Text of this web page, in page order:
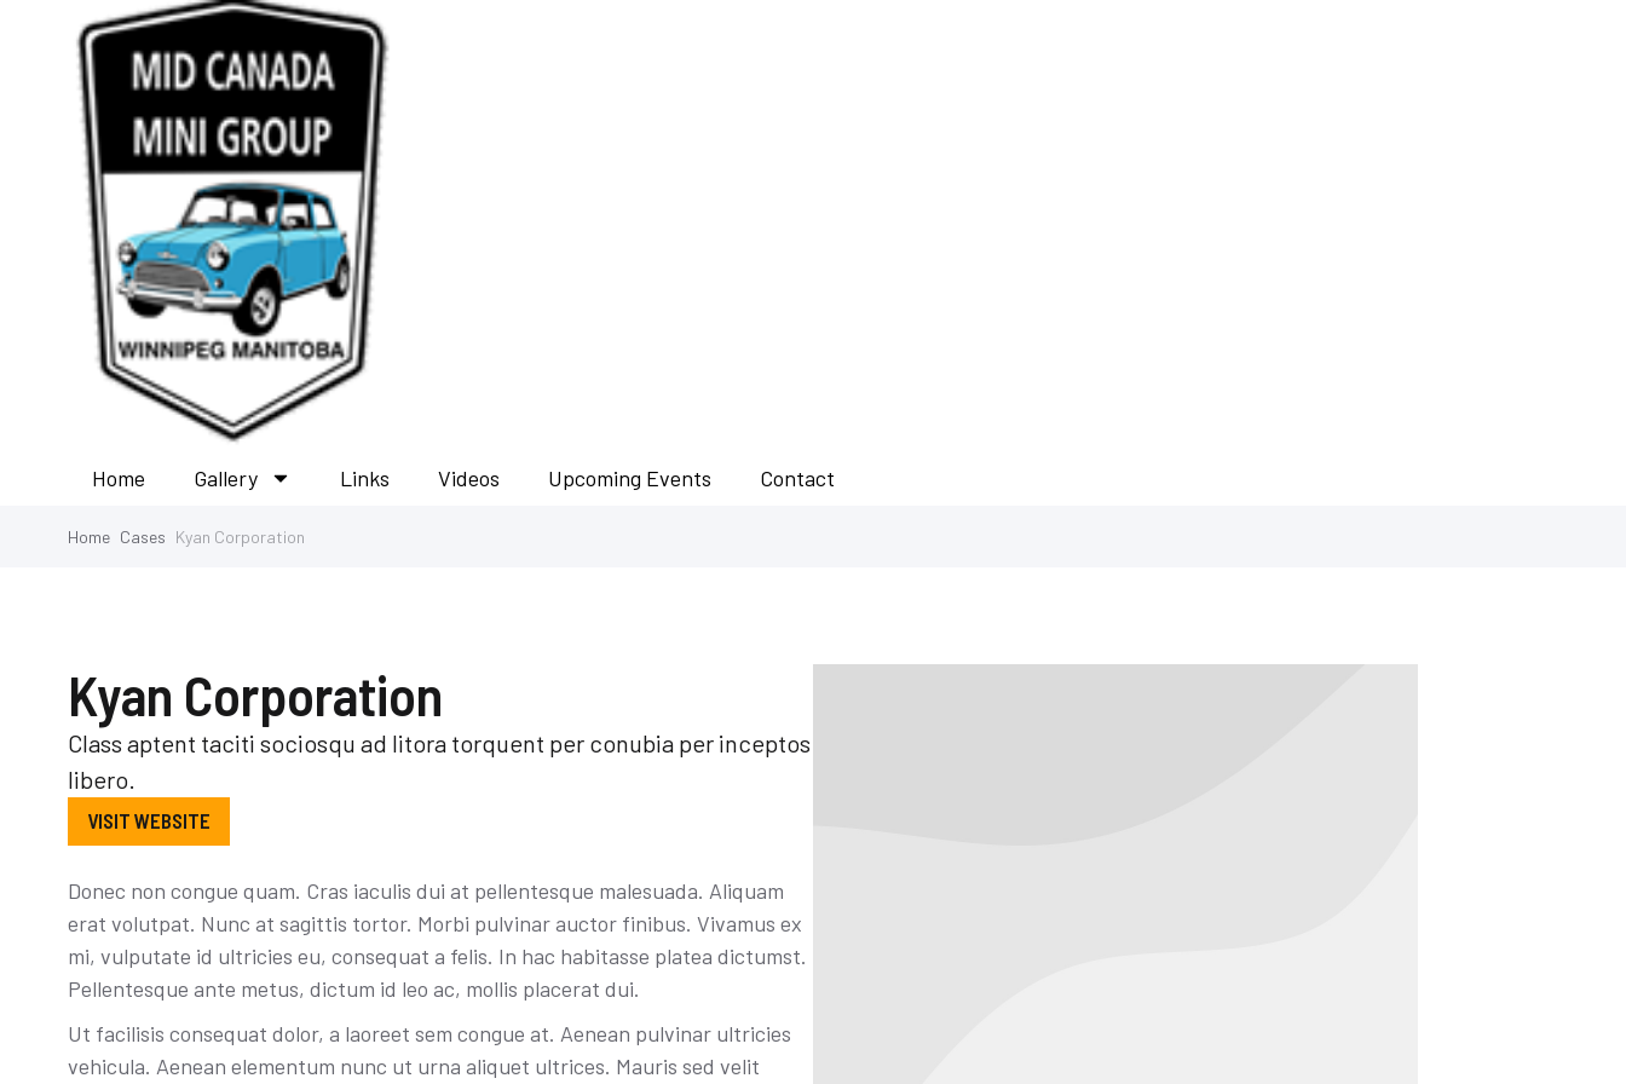
Home Gallery Links Videos Upcoming Events Contact
Home Cases Kyan Corporation
Kyan Corporation
Class aptent taciti sociosqu ad litora torquent per conubia per inceptos
libero.
VISIT WEBSITE
Donec non congue quam. Cras iaculis dui at pellentesque malesuada. Aliquam
erat volutpat. Nunc at sagittis tortor. Morbi pulvinar auctor finibus. Vivamus ex
mi, vulputate id ultricies eu, consequat a felis. In hac habitasse platea dictumst.
Pellentesque ante metus, dictum id leo ac, mollis placerat dui.
Ut facilisis consequat dolor, a laoreet sem congue at. Aenean pulvinar ultricies
vehicula. Aenean elementum nunc ut urna aliquet ultrices. Mauris sed velit